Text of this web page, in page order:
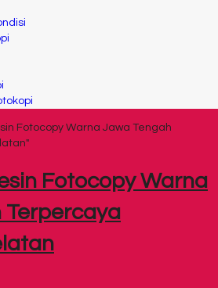
Fotocopy Warna Jawa Tengah
Fotocopy Warna
Terpercaya